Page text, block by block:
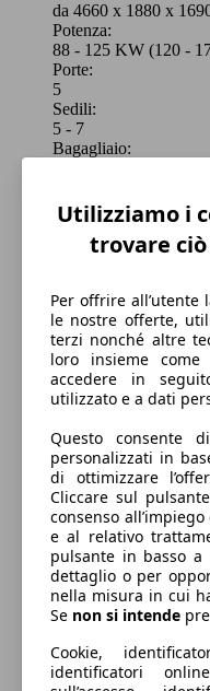
Model Version
Zafira 1.4 t Advance
Zafira 1.4 t Advance
Zafira 1.4 t Advance
da 4660 x 1880 x
Potenza:
88 - 125 KW (120 -
Porte:
5
Sedili:
5 - 7
Bagagliaio:
0 - 1450 kg
Mostra versioni
Utilizziamo i
trovare
Per offrire all’utente
le nostre offerte,
terzi nonché altre
loro insieme come
accedere in
utilizzato e a dati
Questo consente
personalizzati in
di ottimizzare
Cliccare sul
consenso
e al relativo
pulsante in basso
dettaglio o per
nella misura in cui
Se non si intende
Cookie,
identificatori